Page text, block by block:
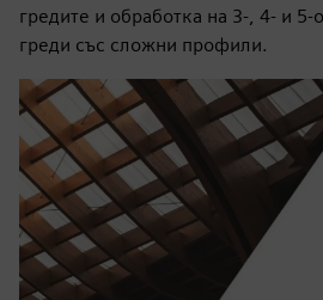
гредите и обработка на 3-, 4- и
греди със сложни профили.